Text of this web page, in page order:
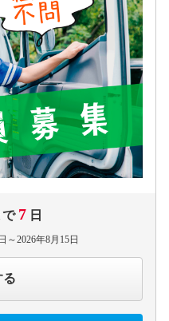
で 7 日
～2026年8月15日
る